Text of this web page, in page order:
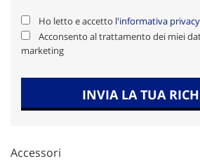
Ho letto e accetto l'informativa privacy
Acconsento al trattamento dei miei
marketing
INVIA LA TUA
Accessori